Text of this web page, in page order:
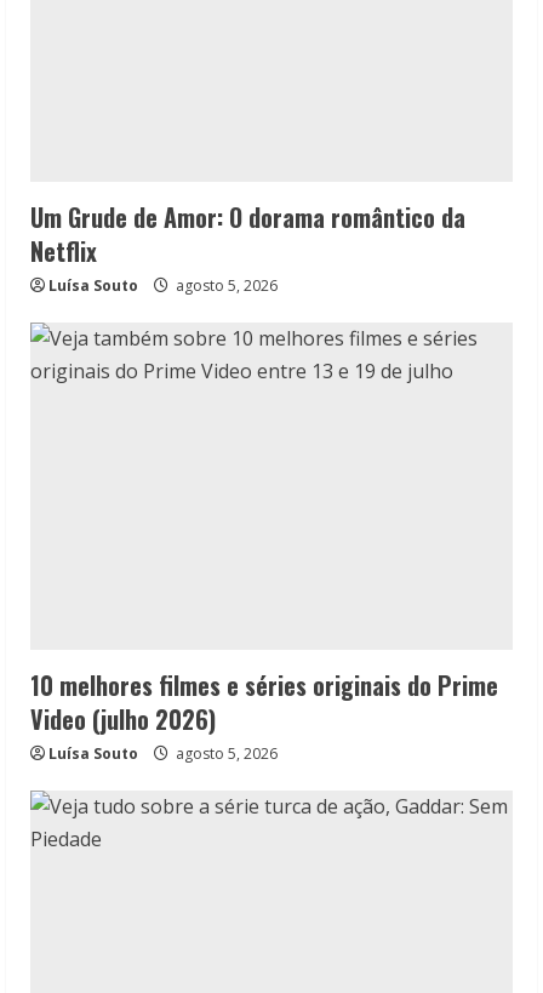
Um Grude de Amor: O dorama romântico da
Netflix
Luísa Souto agosto 5, 2026
10 melhores filmes e séries originais do Prime
Video (julho 2026)
Luísa Souto agosto 5, 2026